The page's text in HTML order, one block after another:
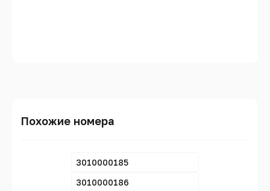
Похожие номера
3010000185
3010000186